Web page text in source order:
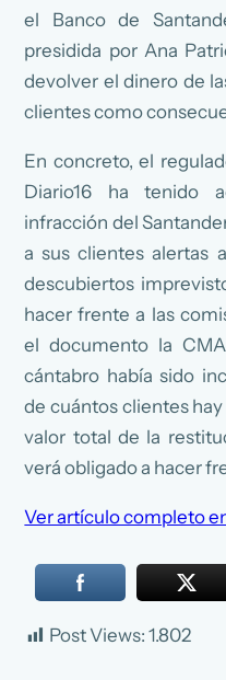
el Banco de
presidida por Ana
devolver el dinero de
clientes como
En concreto, el
Diario16 ha tenido
infracción del
a sus clientes alertas
descubiertos
hacer frente a las
el documento la
cántabro había sido
de cuántos clientes
valor total de la
verá obligado a hacer
Ver artículo completo
Post Views: 1.802